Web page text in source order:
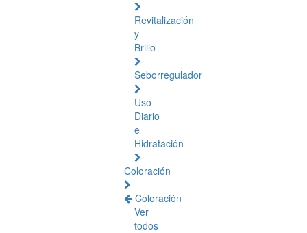
Revitalización
y
Brillo
Seborregulador
Uso
Diario
e
Hidratación
Coloración
Coloración
Ver
todos